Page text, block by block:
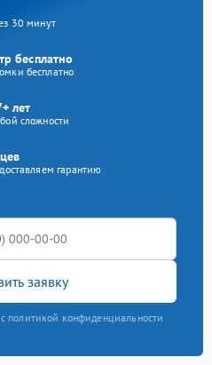
30 минут
бесплатно
бесплатно
лет
сложности
гарантию
заявку
политикой конфиденциальности